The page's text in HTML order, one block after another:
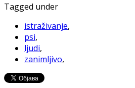
Tagged under
istraživanje,
psi,
ljudi,
zanimljivo,